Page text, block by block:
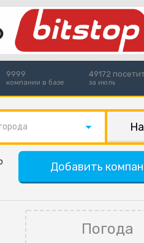
9999
компании в базе
49172
за июль
Добавить
Погода